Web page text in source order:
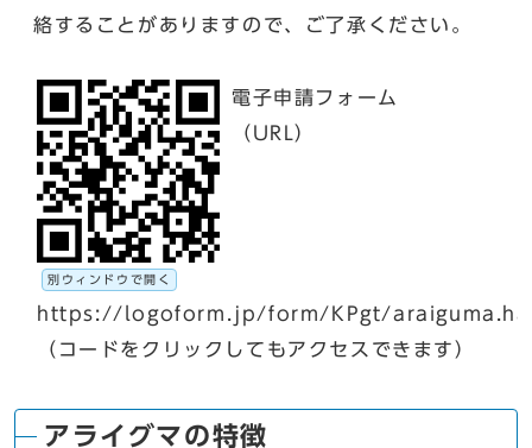
絡することがありますので、ご了承ください。
別ウィンドウで開く
電子申請フォーム
（URL）
https://logoform.jp/form/KPgt/
（コードをクリックしてもアクセスできます）
アライグマの特徴